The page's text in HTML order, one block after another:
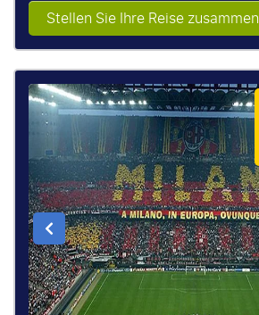
Stellen Sie Ihre Reise zusammen